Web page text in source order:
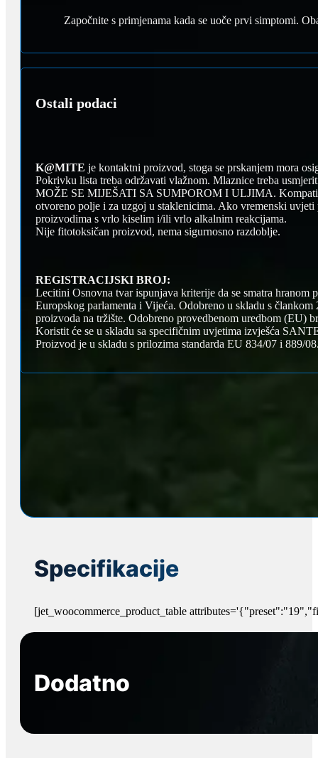
Započnite s primjenama kada se uoče prvi simptomi.
Ostali podaci
K@MITE je kontaktni proizvod, stoga se prskanjem mora
Pokrivku lista treba održavati vlažnom. Mlaznice treba
MOŽE SE MIJEŠATI SA SUMPOROM I ULJIMA.
otvoreno polje i za uzgoj u staklenicima. Ako vremenski
proizvodima s vrlo kiselim i/ili vrlo alkalnim reakcijama.
Nije fitotoksičan proizvod, nema sigurnosno razdoblje.
REGISTRACIJSKI BROJ:
Lecitini Osnovna tvar ispunjava kriterije da se smatra
Europskog parlamenta i Vijeća. Odobreno u skladu s
proizvoda na tržište. Odobreno provedbenom uredbom (EU)
Koristit će se u skladu sa specifičnim uvjetima izvješća
Proizvod je u skladu s prilozima standarda EU 834/07 i 889/
Specifikacije
[jet_woocommerce_product_table
Dodatno